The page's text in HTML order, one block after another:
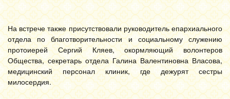
На встрече также присутствовали руководитель епархиального
отдела по благотворительности и социальному служению
протоиерей Сергий Кляев, окормляющий волонтеров
Общества, секретарь отдела Галина Валентиновна Власова,
медицинский персонал клиник, где дежурят сестры
милосердия.